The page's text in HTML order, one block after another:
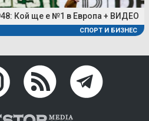
Кой ще е №1 в Европа + ВИДЕО
СПОРТ И БИЗНЕС